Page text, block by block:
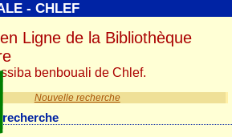
Nouvelle recherche
- CHLEF
Ligne de la Bibliothèque
benbouali de Chlef.